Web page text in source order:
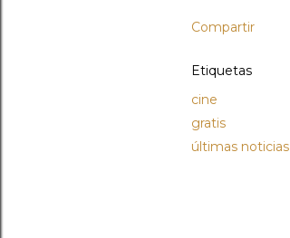
Compartir
Etiquetas
cine
gratis
últimas noticias